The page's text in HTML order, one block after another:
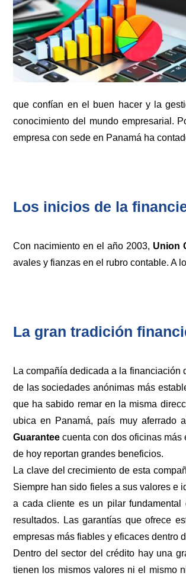
que confían en el buen hacer y la
conocimiento del mundo empresarial.
empresa con sede en Panamá ha
Los inicios de la
Con nacimiento en el año 2003, Union
avales y fianzas en el rubro contable. A
La gran tradición
La compañía dedicada a la financiación
de las sociedades anónimas más
que ha sabido remar en la misma
ubica en Panamá, país muy aferrado
Guarantee cuenta con dos oficinas
de hoy reportan grandes beneficios.
La clave del crecimiento de esta
Siempre han sido fieles a sus valores e
a cada cliente es un pilar fundamental
resultados. Las garantías que ofrece
empresas más fiables y eficaces dentro
Dentro del sector del crédito hay una
tienen los mismos valores ni el mismo